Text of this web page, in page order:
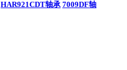
HAR921CDT轴承 7009DF轴